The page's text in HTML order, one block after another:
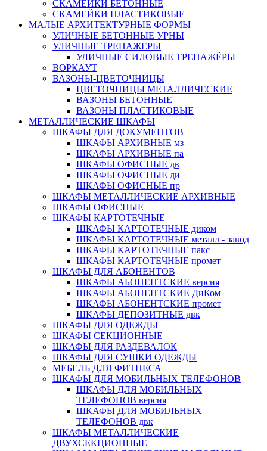
СКАМЕЙКИ БЕТОННЫЕ
СКАМЕЙКИ ПЛАСТИКОВЫЕ
МАЛЫЕ АРХИТЕКТУРНЫЕ ФОРМЫ
УЛИЧНЫЕ БЕТОННЫЕ УРНЫ
УЛИЧНЫЕ ТРЕНАЖЕРЫ
УЛИЧНЫЕ СИЛОВЫЕ ТРЕНАЖЁРЫ
ВОРКАУТ
ВАЗОНЫ-ЦВЕТОЧНИЦЫ
ЦВЕТОЧНИЦЫ МЕТАЛЛИЧЕСКИЕ
ВАЗОНЫ БЕТОННЫЕ
ВАЗОНЫ ПЛАСТИКОВЫЕ
МЕТАЛЛИЧЕСКИЕ ШКАФЫ
ШКАФЫ ДЛЯ ДОКУМЕНТОВ
ШКАФЫ АРХИВНЫЕ мз
ШКАФЫ АРХИВНЫЕ па
ШКАФЫ ОФИСНЫЕ дв
ШКАФЫ ОФИСНЫЕ ди
ШКАФЫ ОФИСНЫЕ пр
ШКАФЫ МЕТАЛЛИЧЕСКИЕ АРХИВНЫЕ
ШКАФЫ ОФИСНЫЕ
ШКАФЫ КАРТОТЕЧНЫЕ
ШКАФЫ КАРТОТЕЧНЫЕ диком
ШКАФЫ КАРТОТЕЧНЫЕ металл - завод
ШКАФЫ КАРТОТЕЧНЫЕ пакс
ШКАФЫ КАРТОТЕЧНЫЕ промет
ШКАФЫ ДЛЯ АБОНЕНТОВ
ШКАФЫ АБОНЕНТСКИЕ версия
ШКАФЫ АБОНЕНТСКИЕ ДиКом
ШКАФЫ АБОНЕНТСКИЕ промет
ШКАФЫ ДЕПОЗИТНЫЕ двк
ШКАФЫ ДЛЯ ОДЕЖДЫ
ШКАФЫ СЕКЦИОННЫЕ
ШКАФЫ ДЛЯ РАЗДЕВАЛОК
ШКАФЫ ДЛЯ СУШКИ ОДЕЖДЫ
МЕБЕЛЬ ДЛЯ ФИТНЕСА
ШКАФЫ ДЛЯ МОБИЛЬНЫХ ТЕЛЕФОНОВ
ШКАФЫ ДЛЯ МОБИЛЬНЫХ
ТЕЛЕФОНОВ версия
ШКАФЫ ДЛЯ МОБИЛЬНЫХ
ТЕЛЕФОНОВ двк
ШКАФЫ МЕТАЛЛИЧЕСКИЕ
ДВУХСЕКЦИОННЫЕ